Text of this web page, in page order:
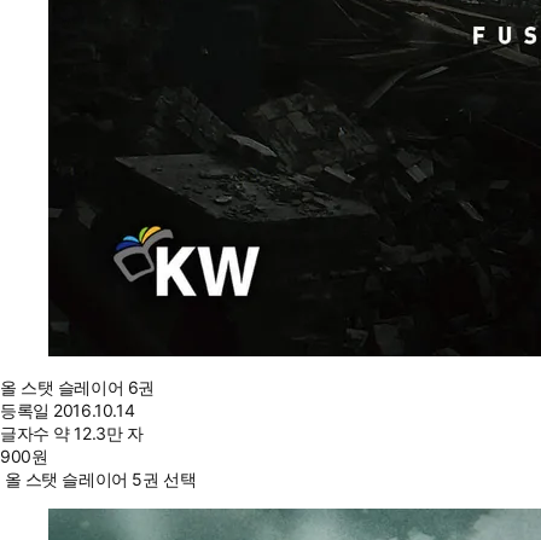
올 스탯 슬레이어 6권
등록일 2016.10.14
글자수 약 12.3만 자
900원
올 스탯 슬레이어 5권 선택